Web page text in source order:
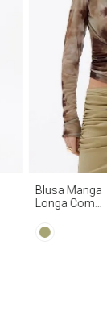
PP
Blusa Manga
Longa Com
Dye